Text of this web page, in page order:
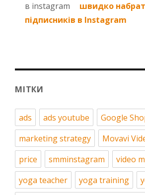
швидко
підписників в Instagram
МІТКИ
ads ads youtube
Google
marketing strategy
Movavi
price
smminstagram video
yoga teacher
yoga training